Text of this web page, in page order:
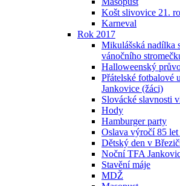
Košt slivovice 21.
Karneval
Rok 2017
Mikulášská nadílka
vánočního
Halloweenský
Přátelské fotbalové
Jankovice (žáci)
Slovácké slavnosti
Hody
Hamburger party
Oslava výročí 85
Dětský den v
Noční TFA
Stavění máje
MDŽ